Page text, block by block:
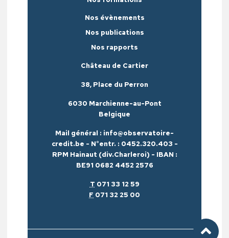
Nos évènements
Nos publications
Nos rapports
Château de Cartier
38, Place du Perron
6030 Marchienne-au-Pont
Belgique
Mail général : info@observatoire-
credit.be - N°entr. : 0452.320.403 -
RPM Hainaut (div.Charleroi) - IBAN :
BE91 0682 4452 2576
T 071 33 12 59
F 071 32 25 00